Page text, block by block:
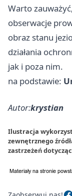
Warto
obserwacje
obraz stanu
działania
jak i poza nim.
na podstawie:
Autor:krystian
Ilustracja
zewnętrznego
zastrzeżeń